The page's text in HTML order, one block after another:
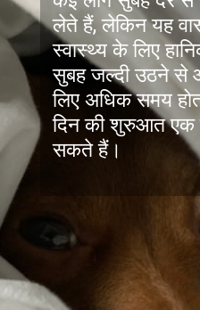
लेते हैं, लेकिन यह
स्वास्थ्य के लिए
सुबह जल्दी उठने से
लिए अधिक समय
दिन की शुरुआत एक
सकते हैं।